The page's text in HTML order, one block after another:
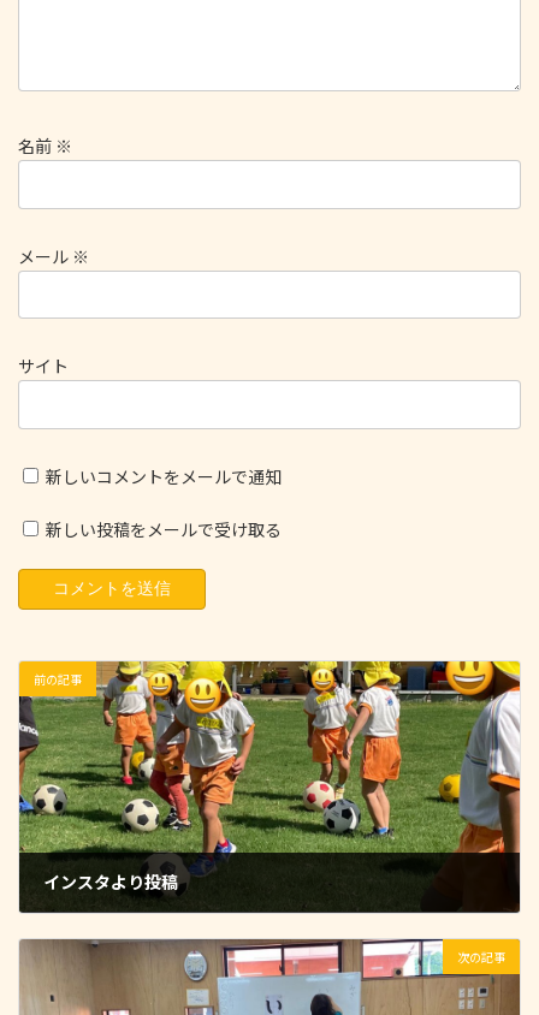
名前 ※
メール ※
サイト
新しいコメントをメールで通知
新しい投稿をメールで受け取る
前の記事
インスタより投稿
次の記事